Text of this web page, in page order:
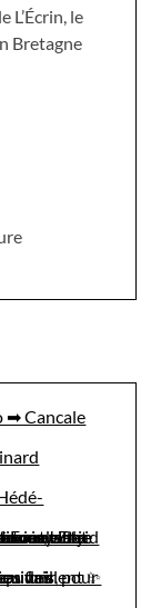
L’Écrin, le
Bretagne